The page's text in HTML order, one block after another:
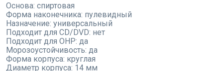
Основа: спиртовая
Форма наконечника: пулевидный
Назначение: универсальный
Подходит для CD/DVD: нет
Подходит для OHP: да
Морозоустойчивость: да
Форма корпуса: круглая
Диаметр корпуса: 14 мм